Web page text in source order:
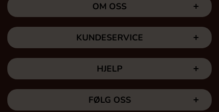
OM OSS
KUNDESERVICE
HJELP
FØLG OSS